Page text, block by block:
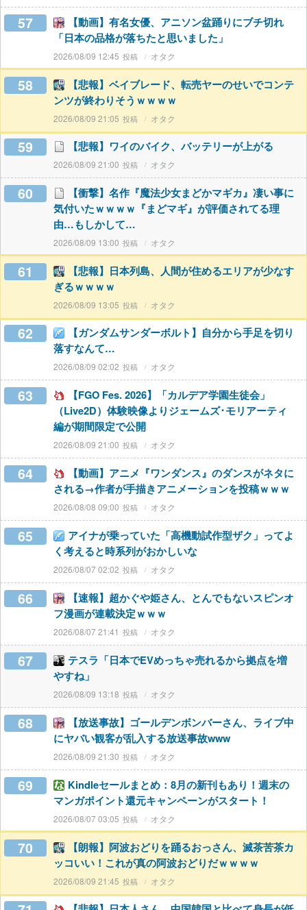
57
【動画】有名女優、アニソン盆踊りにブチ切れ
「日本の品格が落ちたと思いました」
2026/08/09 12:45 オタク
58
【悲報】ベイブレード、転売ヤーのせいでコンテ
ンツが終わりそうｗｗｗｗ
2026/08/09 21:05 オタク
59 【悲報】ワイのバイク、バッテリーが上がる
2026/08/09 21:00 オタク
60
【衝撃】名作『魔法少女まどかマギカ』凄い事に
気付いたｗｗｗｗ『まどマギ』が評価されてる理
由…もしかして…
2026/08/09 13:00 オタク
61
【悲報】日本列島、人間が住めるエリアが少なす
ぎるｗｗｗｗ
2026/08/09 13:05 オタク
62
【ガンダムサンダーボルト】自分から手足を切り
落すなんて…
2026/08/09 02:02 オタク
63
【FGO Fes. 2026】「カルデア学園生徒会」
（Live2D）体験映像よりジェームズ･モリアーティ
編が期間限定で公開
2026/08/09 21:00 オタク
64
【動画】アニメ『ワンダンス』のダンスがネタに
される→作者が手描きアニメーションを投稿ｗｗｗ
2026/08/08 09:00 オタク
65
アイナが乗っていた「高機動試作型ザク」ってよ
く考えると時系列がおかしいな
2026/08/07 02:02 オタク
66
【速報】超かぐや姫さん、とんでもないスピンオ
フ漫画が連載決定ｗｗｗ
2026/08/07 21:41 オタク
67
テスラ「日本でEVめっちゃ売れるから拠点を増
やすね」
2026/08/09 13:18 オタク
68
【放送事故】ゴールデンボンバーさん、ライブ中
にヤバい観客が乱入する放送事故www
2026/08/09 21:30 オタク
69
Kindleセールまとめ：8月の新刊もあり！週末の
マンガポイント還元キャンペーンがスタート！
2026/08/07 03:05 オタク
70
【朗報】阿波おどりを踊るおっさん、滅茶苦茶カ
ッコいい！これが真の阿波おどりだｗｗｗｗ
2026/08/09 21:45 オタク